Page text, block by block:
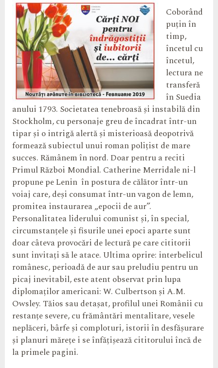
Coborând
puțin în
timp,
încetul cu
încetul,
lectura ne
transferă
în Suedia
anului 1793. Societatea tenebroasă și instabilă din
Stockholm, cu personaje greu de încadrat într-un
tipar și o intrigă alertă și misterioasă deopotrivă
formează subiectul unui roman polițist de mare
succes. Rămânem în nord. Doar pentru a reciti
Primul Război Mondial. Catherine Merridale ni-l
propune pe Lenin în postura de călător într-un
voiaj care, deși consumat într-un vagon de lemn,
promitea instaurarea „epocii de aur”.
Personalitatea liderului comunist și, în special,
circumstanțele și fisurile unei epoci aparte sunt
doar câteva provocări de lectură pe care cititorii
sunt invitați să le atace. Ultima oprire: interbelicul
românesc, perioadă de aur sau preludiu pentru un
picaj inevitabil, este atent observat prin lupa
diplomaților americani: W. Culbertson și A.M.
Owsley. Tăios sau detașat, profilul unei Românii cu
restanțe severe, cu frământări mentalitare, vesele
neplăceri, bârfe și comploturi, istorii în desfășurare
și planuri mărețe i se înfățișează cititorului încă de
la primele pagini.